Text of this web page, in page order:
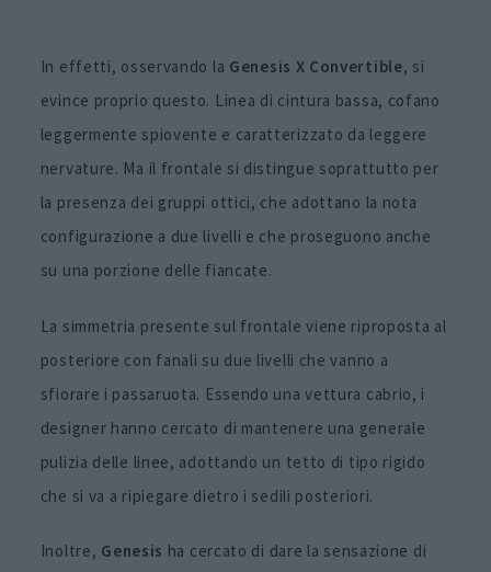
In effetti, osservando la Genesis X Convertible, si
evince proprio questo. Linea di cintura bassa, cofano
leggermente spiovente e caratterizzato da leggere
nervature. Ma il frontale si distingue soprattutto per
la presenza dei gruppi ottici, che adottano la nota
configurazione a due livelli e che proseguono anche
su una porzione delle fiancate.
La simmetria presente sul frontale viene riproposta al
posteriore con fanali su due livelli che vanno a
sfiorare i passaruota. Essendo una vettura cabrio, i
designer hanno cercato di mantenere una generale
pulizia delle linee, adottando un tetto di tipo rigido
che si va a ripiegare dietro i sedili posteriori.
Inoltre, Genesis ha cercato di dare la sensazione di